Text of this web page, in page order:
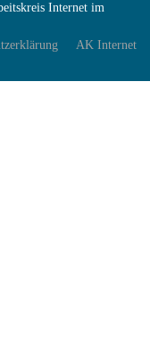
Internet im
AK Internet